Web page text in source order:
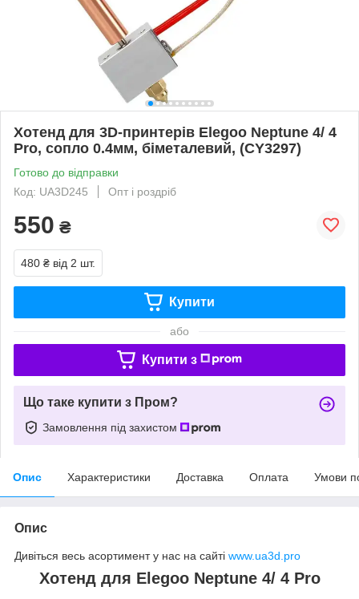
Хотенд для 3D-принтерів Elegoo Neptune 4/ 4
Pro, сопло 0.4мм, біметалевий, (CY3297)
Готово до відправки
Код: UA3D245
Опт і роздріб
550 ₴
480 ₴ від 2 шт.
Купити
або
Купити з
Що таке купити з Пром?
Замовлення під захистом
Опис Характеристики Доставка Оплата Умови
Опис
Дивіться весь асортимент у нас на сайті www.ua3d.pro
Хотенд для Elegoo Neptune 4/ 4 Pro